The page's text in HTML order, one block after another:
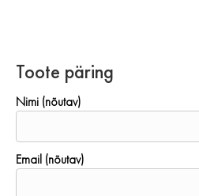
Toote päring
Nimi (nõutav)
Email (nõutav)